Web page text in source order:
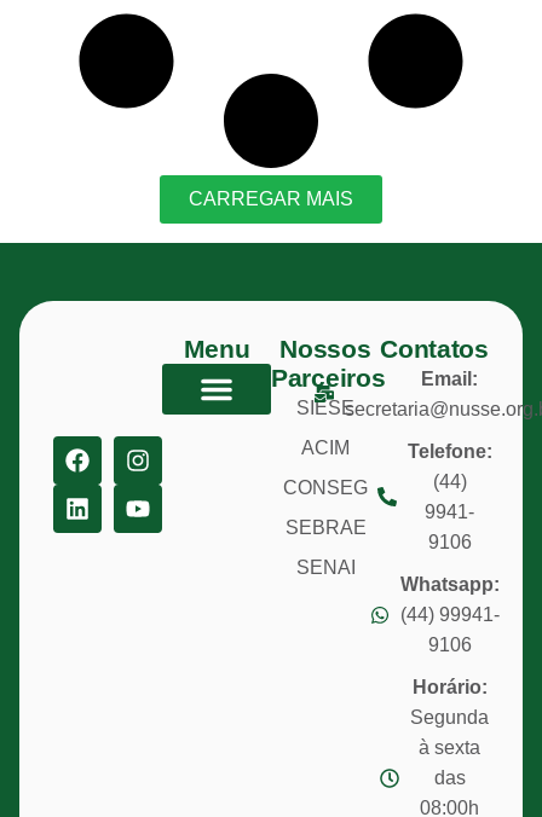
CARREGAR MAIS
Menu
Nossos
Parceiros
SIESE
ACIM
CONSEG
SEBRAE
SENAI
Contatos
Email:
Telefone:
(44)
9941-
9106
Whatsapp:
(44) 99941-
9106
Horário:
Segunda
à sexta
das
08:00h